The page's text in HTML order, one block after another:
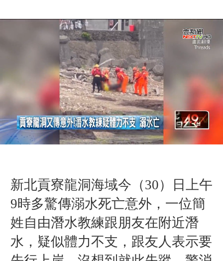
新北貢寮龍洞海域今（30）日上午
9時多驚傳溺水死亡意外，一位簡
姓自由潛水教練跟朋友在附近潛
水，疑似體力不支，跟友人表示要